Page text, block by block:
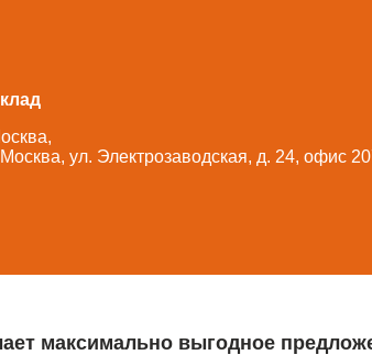
Москва, ул. Электрозаводская, д. 24, офис
максимально выгодное